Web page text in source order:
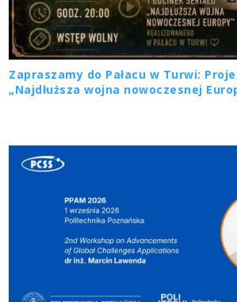
Zapraszamy do Pałacu w Turwi:
„Najdłuższa wojna nowoczesnej